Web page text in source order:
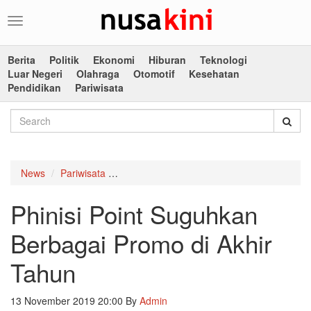
Toggle
Berita
Politik Ekonomi Hiburan
Teknologi
Luar Negeri
Olahraga Otomotif
Kesehatan
Pendidikan
Pariwisata
News Pariwisata
Phinisi Point Suguhkan
Berbagai Promo di Akhir
Tahun
13 November 2019 20:00 By Admin